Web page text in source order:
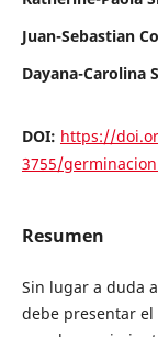
Juan-Sebastian
Dayana-Carolina
DOI: https://
3755/
Resumen
Sin lugar a duda
debe presentar